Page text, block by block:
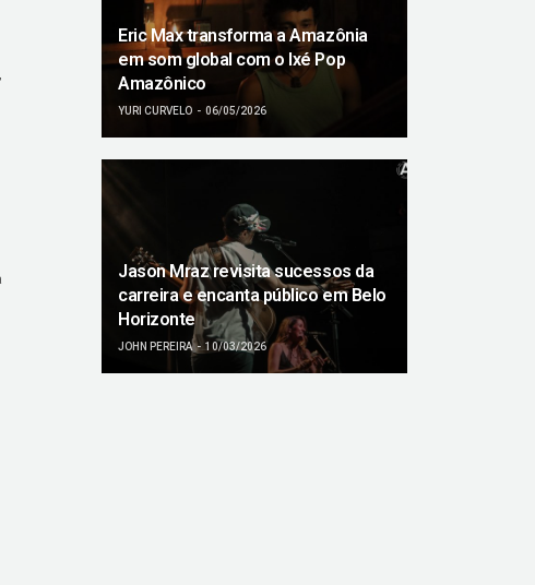
Eric Max transforma a Amazônia
em som global com o Ixé Pop
Amazônico
YURI CURVELO 06/05/2026
Jason Mraz revisita sucessos da
carreira e encanta público em Belo
Horizonte
JOHN PEREIRA 10/03/2026